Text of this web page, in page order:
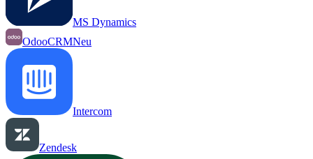
MS Dynamics
OdooCRMNeu
Intercom
Zendesk